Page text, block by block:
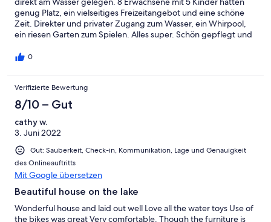
Rückfragen) keine Antwort geben (z.B. Welche Wandschalter
sind für welche Beleuchtungen / Geräte relevant- „eigentlich
wichtig, da es an Mehrfachschalterleisten im Haus nicht mangelt
Trotz dieser aufgeführten negativen Kritik und diese darf bei
auch Objekt, dass eine super Bewertung rechtfertigt!
genug Platz, ein vielseitiges Freizeitangebot und eine schöne
Zeit. Direkter und privater Zugang zum Wasser, ein Whirpool,
ein riesen Garten zum Spielen. Alles super. Schön gepflegt und
0
Verifizierte Bewertung
8/10 – Gut
cathy w.
3. Juni 2022
Gut: Sauberkeit, Check-in, Kommunikation, Lage und Genauigkeit
des Onlineauftritts
Mit Google übersetzen
Beautiful house on the lake
Wonderful house and laid out well Love all the water toys Use of
the bikes was great Very comfortable. Though the furniture is